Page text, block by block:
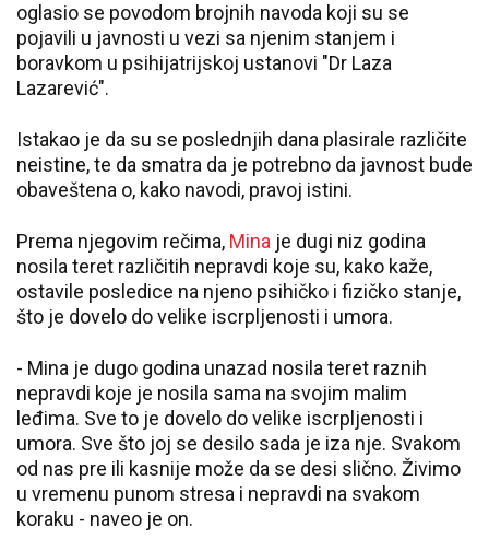
oglasio se povodom brojnih navoda koji su se
pojavili u javnosti u vezi sa njenim stanjem i
boravkom u psihijatrijskoj ustanovi "Dr Laza
Lazarević".
Istakao je da su se poslednjih dana plasirale različite
neistine, te da smatra da je potrebno da javnost bude
obaveštena o, kako navodi, pravoj istini.
Prema njegovim rečima, Mina je dugi niz godina
nosila teret različitih nepravdi koje su, kako kaže,
ostavile posledice na njeno psihičko i fizičko stanje,
što je dovelo do velike iscrpljenosti i umora.
- Mina je dugo godina unazad nosila teret raznih
nepravdi koje je nosila sama na svojim malim
leđima. Sve to je dovelo do velike iscrpljenosti i
umora. Sve što joj se desilo sada je iza nje. Svakom
od nas pre ili kasnije može da se desi slično. Živimo
u vremenu punom stresa i nepravdi na svakom
koraku - naveo je on.